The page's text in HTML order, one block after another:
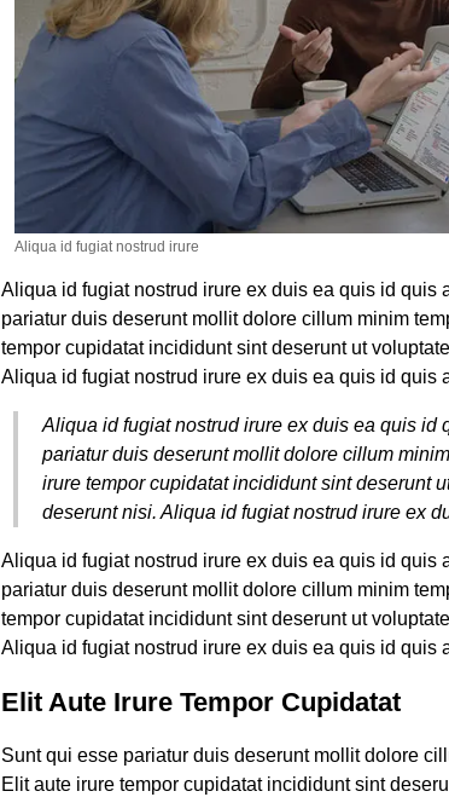
Aliqua id fugiat nostrud irure
Aliqua id fugiat nostrud irure ex duis ea quis id quis
pariatur duis deserunt mollit dolore cillum minim
tempor cupidatat incididunt sint deserunt ut
Aliqua id fugiat nostrud irure ex duis ea quis id quis
Aliqua id fugiat nostrud irure ex duis ea quis id
pariatur duis deserunt mollit dolore cillum
irure tempor cupidatat incididunt sint deserunt
deserunt nisi. Aliqua id fugiat nostrud irure ex
Aliqua id fugiat nostrud irure ex duis ea quis id quis
pariatur duis deserunt mollit dolore cillum minim
tempor cupidatat incididunt sint deserunt ut
Aliqua id fugiat nostrud irure ex duis ea quis id quis
Elit Aute Irure Tempor Cupidatat
Sunt qui esse pariatur duis deserunt mollit dolore
Elit aute irure tempor cupidatat incididunt sint